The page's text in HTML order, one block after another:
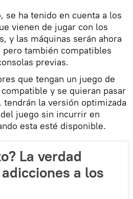
se ha tenido en cuenta a los
vienen de jugar con los
y las máquinas serán ahora
también compatibles
previas.
que tengan un juego de
y se quieran pasar
tendrán la versión optimizada
juego sin incurrir en
esta esté disponible.
La verdad
a los